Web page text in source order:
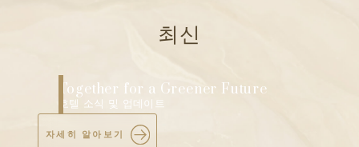
최신
The Berkeley Hotel Pratunam
Showcases “Infinite Possibility” at
Exclusive MICE Open House
호텔 소식 및 업데이트